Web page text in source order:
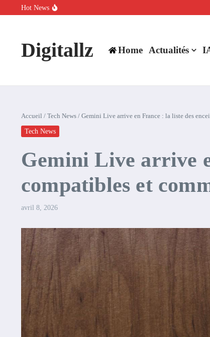
Aller au contenu
Hot News
Comment l’IA simplifie la data de caisse pour la transformer
Digitallz Home Actualités
Accueil / Tech News / Gemini Live arrive en France : la liste des
Tech News
Gemini Live arrive
compatibles et
avril 8, 2026